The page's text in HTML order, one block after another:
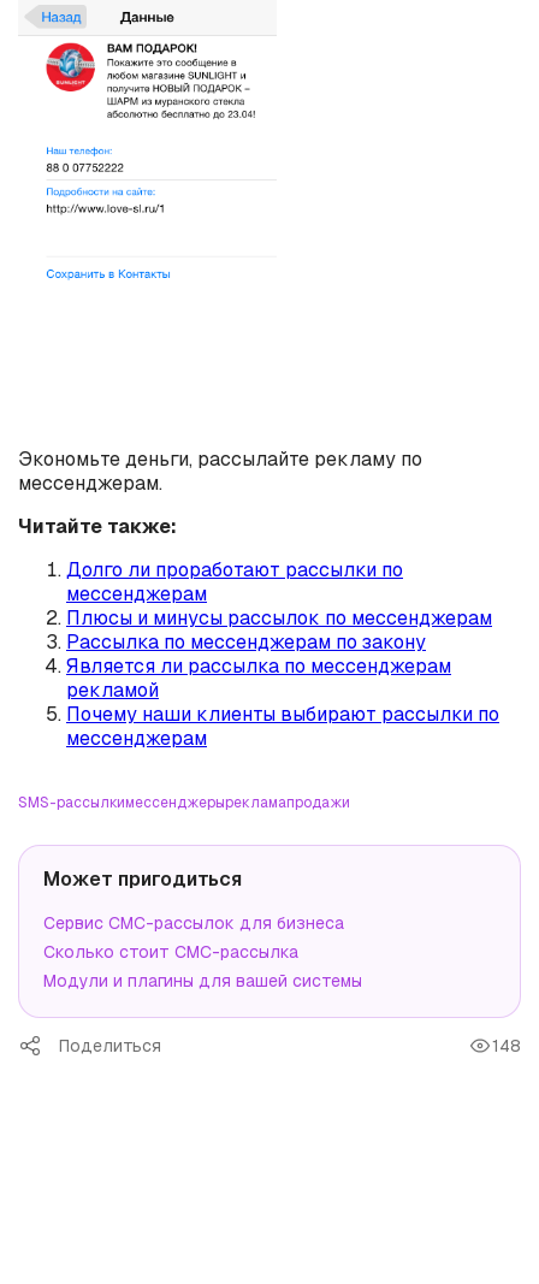
Экономьте деньги, рассылайте рекламу по
мессенджерам.
Читайте также:
Долго ли проработают рассылки по
мессенджерам
Плюсы и минусы рассылок по мессенджерам
Рассылка по мессенджерам по закону
Является ли рассылка по мессенджерам
рекламой
Почему наши клиенты выбирают рассылки по
мессенджерам
SMS-рассылкимессенджерырекламапродажи
Может пригодиться
Сервис СМС-рассылок для бизнеса
Сколько стоит СМС-рассылка
Модули и плагины для вашей системы
Поделиться 148